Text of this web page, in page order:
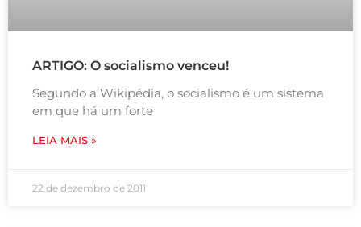
ARTIGO: O socialismo venceu!
Segundo a Wikipédia, o socialismo é um sistema
em que há um forte
LEIA MAIS »
22 de dezembro de 2011